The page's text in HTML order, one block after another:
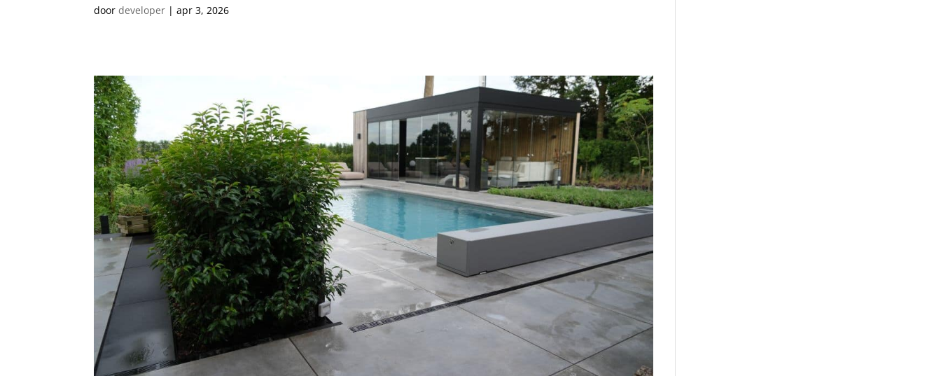
doordeveloper |apr 3, 2026